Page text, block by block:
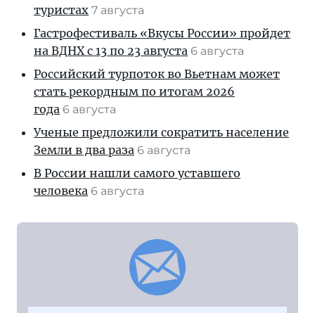
туристах 7 августа
Гастрофестиваль «Вкусы России» пройдет
на ВДНХ с 13 по 23 августа 6 августа
Российский турпоток во Вьетнам может
стать рекордным по итогам 2026
года 6 августа
Ученые предложили сократить население
Земли в два раза 6 августа
В России нашли самого уставшего
человека 6 августа